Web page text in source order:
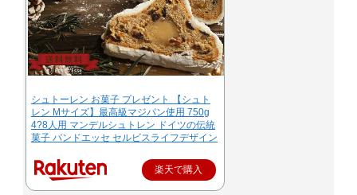
シュトーレン お菓子 プレゼント 【シュト
レン Mサイズ】最高級マジパン使用 750g
4?8人用 マンデルシュトレン ドイツの伝統
菓子 パンドエッセ セルビスライフデザイン
楽天で購入